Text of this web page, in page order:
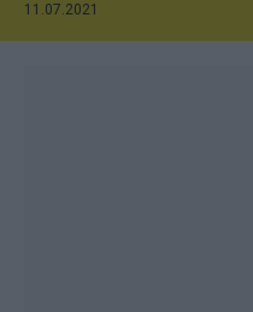
11.07.2021